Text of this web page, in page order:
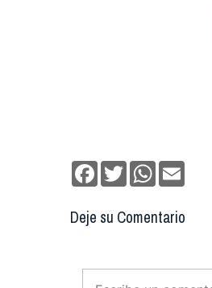
Facebook
TwitterWhatsApp
Deje su Comentario